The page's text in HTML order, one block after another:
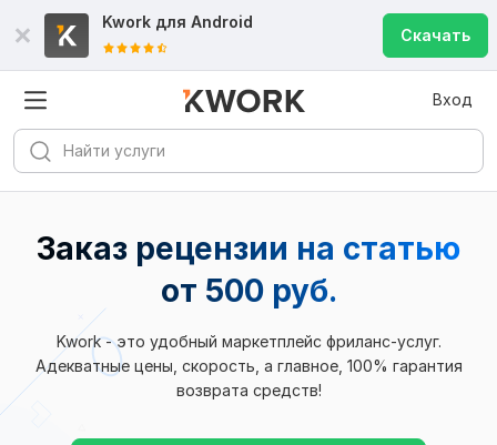
Kwork для Android
Скачать
Вход
Заказ рецензии на статью
от 500 руб.
Kwork - это удобный маркетплейс фриланс-услуг.
Адекватные цены, скорость, а главное, 100% гарантия
возврата средств!